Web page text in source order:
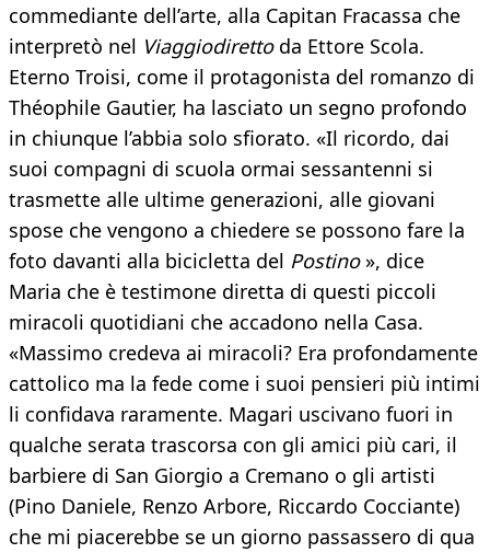
commediante dell’arte, alla Capitan Fracassa che
interpretò nel Viaggiodirettoda Ettore Scola.
Eterno Troisi, come il protagonista del romanzo di
Théophile Gautier, ha lasciato un segno profondo
in chiunque l’abbia solo sfiorato. «Il ricordo, dai
suoi compagni di scuola ormai sessantenni si
trasmette alle ultime generazioni, alle giovani
spose che vengono a chiedere se possono fare la
foto davanti alla bicicletta del Postino», dice
Maria che è testimone diretta di questi piccoli
miracoli quotidiani che accadono nella Casa.
«Massimo credeva ai miracoli? Era profondamente
cattolico ma la fede come i suoi pensieri più intimi
li confidava raramente. Magari uscivano fuori in
qualche serata trascorsa con gli amici più cari, il
barbiere di San Giorgio a Cremano o gli artisti
(Pino Daniele, Renzo Arbore, Riccardo Cocciante)
che mi piacerebbe se un giorno passassero di qua